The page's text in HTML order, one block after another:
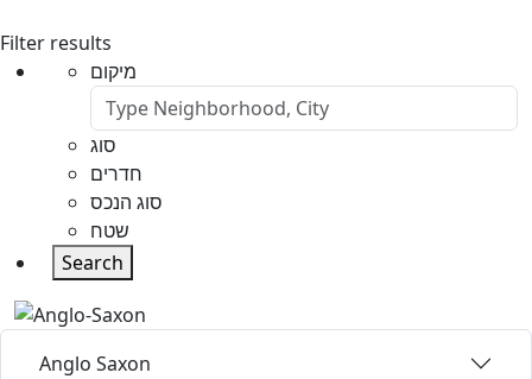
Filter results
מיקום
סוג
חדרים
סוג הנכס
שטח
Search
Anglo Saxon